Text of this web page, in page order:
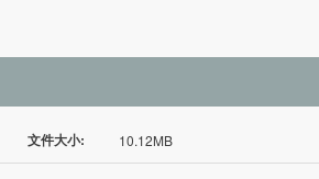
文件大小: 10.12MB